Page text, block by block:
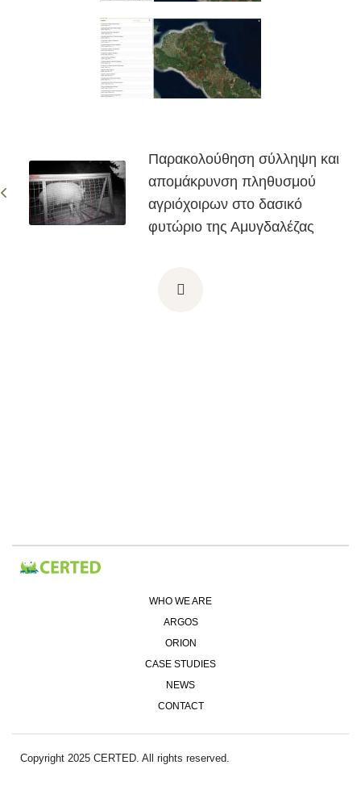
Παρακολούθηση σύλληψη και
απομάκρυνση πληθυσμού
αγριόχοιρων στο δασικό
φυτώριο της Αμυγδαλέζας
WHO WE ARE
ARGOS
ORION
CASE STUDIES
NEWS
CONTACT
Copyright 2025 CERTED. All rights reserved.